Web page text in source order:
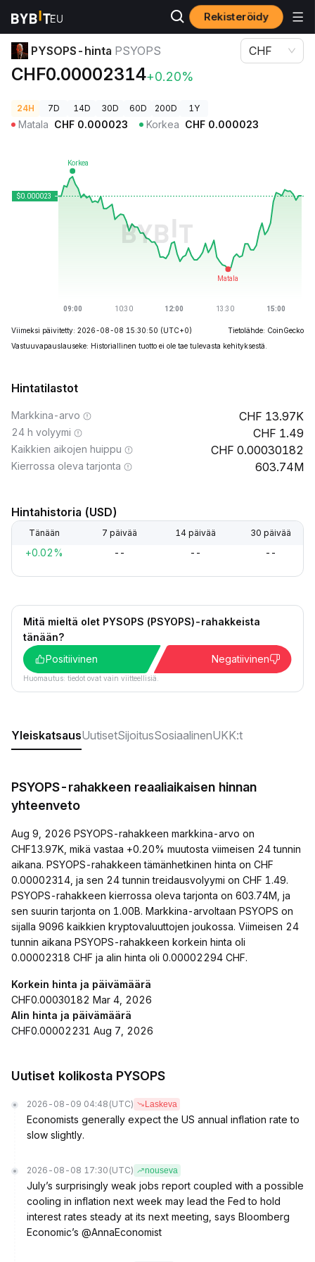
Rekisteröidy
Kryptohinnat PYSOPS-hinta PSYOPS
PYSOPS-hinta PSYOPS
CHF0.00002314+0.20%
CHF
24H 7D 14D 30D 60D 200D 1Y
Matala CHF 0.000023 Korkea CHF 0.000023
Viimeksi päivitetty: 2026-08-08 15:30:50 (UTC+0)
Tietolähde: CoinGecko
Vastuuvapauslauseke: Historiallinen tuotto ei ole tae tulevasta kehityksestä.
Hintatilastot
Markkina-arvo 13.97K
24 h volyymi 1.49
Kaikkien aikojen huippu 0.00030182
Kierrossa oleva tarjonta 603.74M
Hintahistoria (USD)
Tänään 7 päivää 14 päivää 30 päivää
+0.02% -- -- --
Mitä mieltä olet PYSOPS (PSYOPS)-rahakkeista
tänään?
Positiivinen
Negatiivinen
Huomautus: tiedot ovat vain viitteellisiä.
YleiskatsausUutisetSijoitusSosiaalinenUKK:t
PSYOPS-rahakkeen reaaliaikaisen hinnan
yhteenveto
Aug 9, 2026 PSYOPS-rahakkeen markkina-arvo on
CHF13.97K, mikä vastaa +0.20% muutosta viimeisen 24 tunnin
aikana. PSYOPS-rahakkeen tämänhetkinen hinta on CHF
0.00002314, ja sen 24 tunnin treidausvolyymi on CHF 1.49.
PSYOPS-rahakkeen kierrossa oleva tarjonta on 603.74M, ja
sen suurin tarjonta on 1.00B. Markkina-arvoltaan PSYOPS on
sijalla 9096 kaikkien kryptovaluuttojen joukossa. Viimeisen 24
tunnin aikana PSYOPS-rahakkeen korkein hinta oli
0.00002318 CHF ja alin hinta oli 0.00002294 CHF.
Korkein hinta ja päivämäärä
CHF0.00030182 Mar 4, 2026
Alin hinta ja päivämäärä
CHF0.00002231 Aug 7, 2026
Uutiset kolikosta PYSOPS
2026-08-09 04:48 (UTC) Laskeva
Economists generally expect the US annual inflation rate to
slow slightly.
2026-08-08 17:30 (UTC) nouseva
July’s surprisingly weak jobs report coupled with a possible
cooling in inflation next week may lead the Fed to hold
interest rates steady at its next meeting, says Bloomberg
Economic’s @AnnaEconomist